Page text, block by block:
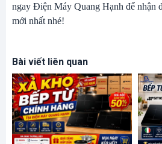
ngay Điện Máy Quang Hạnh để nhận
mới nhất nhé!
Bài viết liên quan